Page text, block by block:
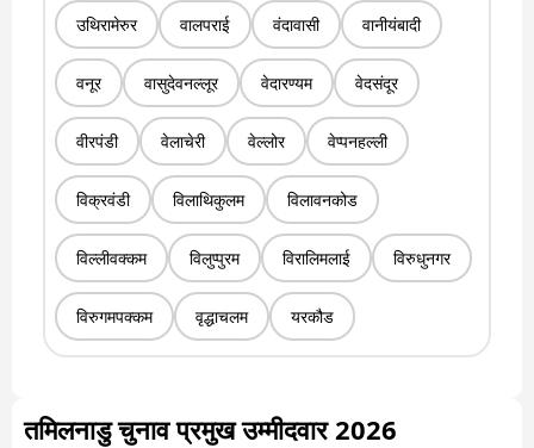
उथिरामेरुर वालपराई वंदावासी वानीयंबादी
वनूर वासुदेवनल्लूर वेदारण्यम वेदसंदूर
वीरपंडी वेलाचेरी वेल्लोर वेप्पनहल्ली
विक्रवंडी विलाथिकुलम विलावनकोड
विल्लीवक्कम विलुप्पुरम विरालिमलाई विरुधुनगर
विरुगमपक्कम वृद्धाचलम यरकौड
तमिलनाडु चुनाव प्रमुख उम्मीदवार 2026